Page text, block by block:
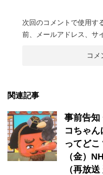
次回のコメントで使用す
前、メールアドレス、サ
関連記事
事前告知
コちゃ
ってどこ
（金）
（再放